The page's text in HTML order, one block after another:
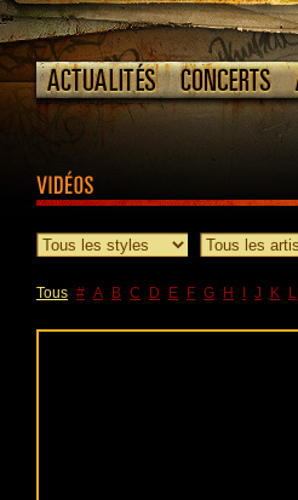
Tous # A B C D E F G H J K L